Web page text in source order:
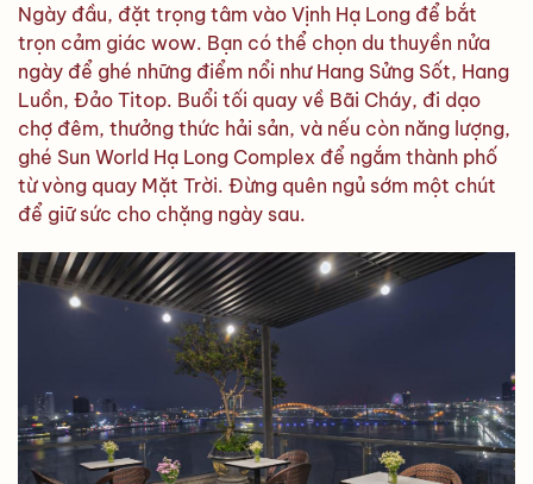
Ngày đầu, đặt trọng tâm vào Vịnh Hạ Long để bắt
trọn cảm giác wow. Bạn có thể chọn du thuyền nửa
ngày để ghé những điểm nổi như Hang Sửng Sốt, Hang
Luồn, Đảo Titop. Buổi tối quay về Bãi Cháy, đi dạo
chợ đêm, thưởng thức hải sản, và nếu còn năng lượng,
ghé Sun World Hạ Long Complex để ngắm thành phố
từ vòng quay Mặt Trời. Đừng quên ngủ sớm một chút
để giữ sức cho chặng ngày sau.